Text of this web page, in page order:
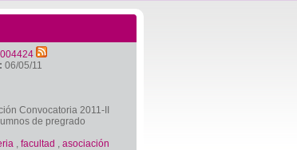
06/05/11
Convocatoria 2011-II
de pregrado
, facultad , asociación